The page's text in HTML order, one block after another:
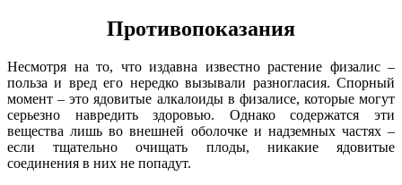
Противопоказания
Несмотря на то, что издавна известно растение физалис –
польза и вред его нередко вызывали разногласия. Спорный
момент – это ядовитые алкалоиды в физалисе, которые могут
серьезно навредить здоровью. Однако содержатся эти
вещества лишь во внешней оболочке и надземных частях –
если тщательно очищать плоды, никакие ядовитые
соединения в них не попадут.